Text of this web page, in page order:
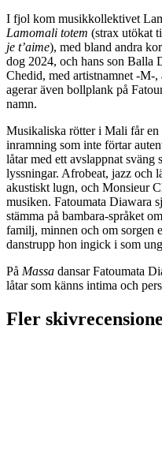
I fjol kom musikkollektivet
Lamomali totem (strax utökat
je t’aime), med bland andra
dog 2024, och hans son Balla
Chedid, med artistnamnet -M-
agerar även bollplank på
namn.
Musikaliska rötter i Mali får en
inramning som inte förtar
låtar med ett avslappnat sväng
lyssningar. Afrobeat, jazz och
akustiskt lugn, och Monsieur
musiken. Fatoumata Diawara
stämma på bambara-språket
familj, minnen och om sorgen
danstrupp hon ingick i som
På Massa dansar Fatoumata
låtar som känns intima och
Fler